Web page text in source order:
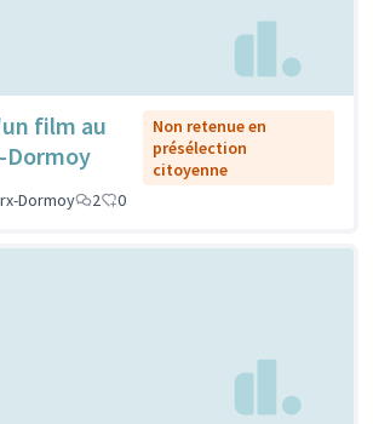
film au
Dormoy
Non retenue en
présélection
citoyenne
Dormoy
2 0